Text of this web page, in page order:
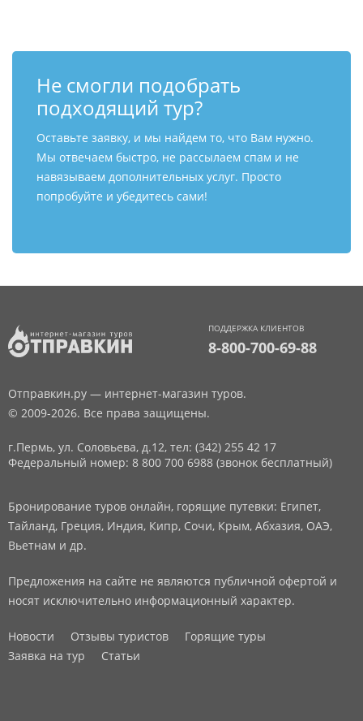
Не смогли подобрать
подходящий тур?
Оставьте заявку, и мы найдем то, что Вам нужно.
Мы отвечаем быстро, не рассылаем спам и не
навязываем дополнительных услуг. Просто
попробуйте и убедитесь сами!
ПОДДЕРЖКА КЛИЕНТОВ
8-800-700-69-88
Отправкин.ру — интернет-магазин туров.
© 2009-2026. Все права защищены.
г.Пермь, ул. Соловьева, д.12, тел: (342) 255 42 17
Федеральный номер: 8 800 700 6988 (звонок бесплатный)
Бронирование туров онлайн, горящие путевки: Египет,
Тайланд, Греция, Индия, Кипр, Сочи, Крым, Абхазия, ОАЭ,
Вьетнам и др.
Предложения на сайте не являются публичной офертой и
носят исключительно информационный характер.
Новости Отзывы туристов
Горящие туры
Заявка на тур
Статьи